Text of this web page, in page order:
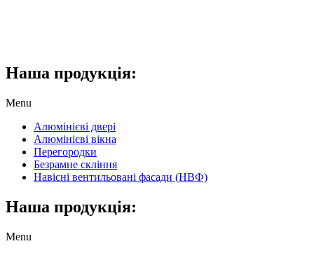
Наша продукція:
Menu
Алюмінієві двері
Алюмінієві вікна
Перегородки
Безрамне скління
Навісні вентильовані фасади (НВФ)
Наша продукція:
Menu